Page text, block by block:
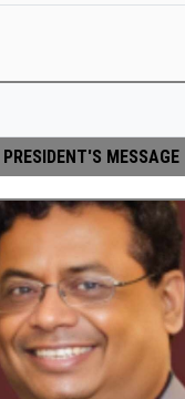
PRESIDENT'S MESSAGE